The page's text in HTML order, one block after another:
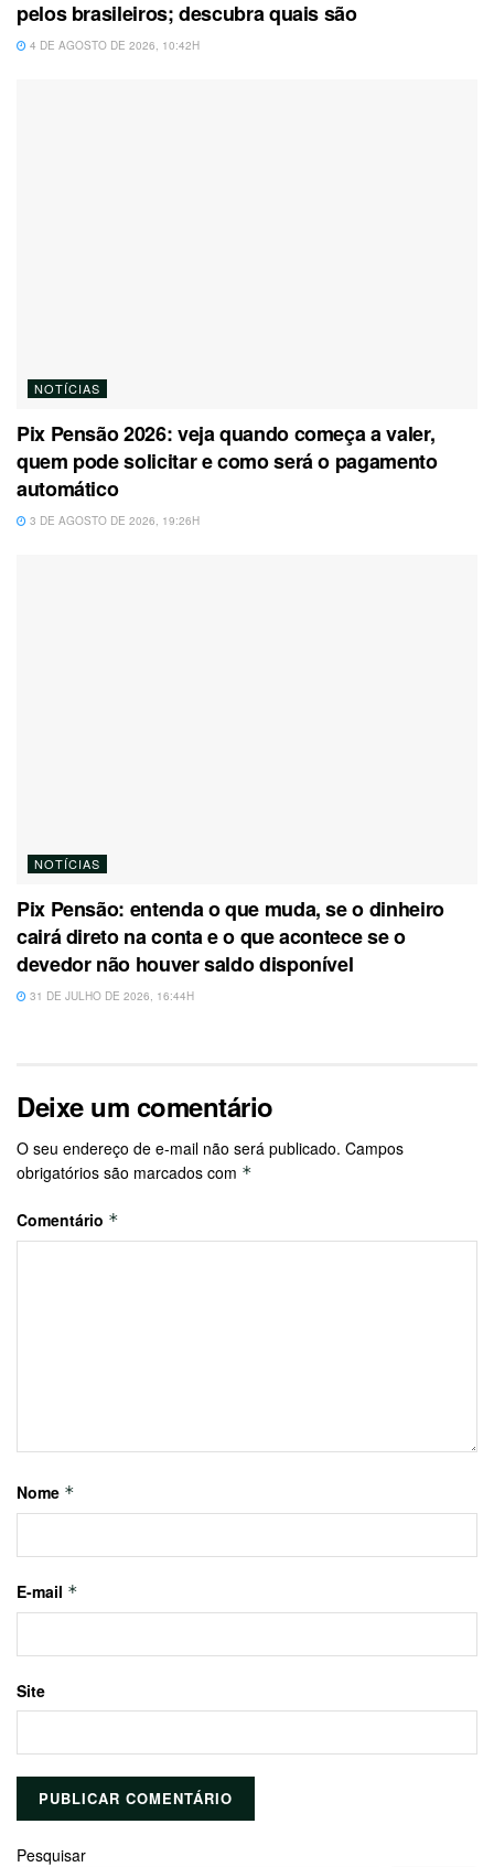
pelos brasileiros; descubra quais são
4 DE AGOSTO DE 2026, 10:42H
NOTÍCIAS
Pix Pensão 2026: veja quando começa a valer,
quem pode solicitar e como será o pagamento
automático
3 DE AGOSTO DE 2026, 19:26H
NOTÍCIAS
Pix Pensão: entenda o que muda, se o dinheiro
cairá direto na conta e o que acontece se o
devedor não houver saldo disponível
31 DE JULHO DE 2026, 16:44H
Deixe um comentário
O seu endereço de e-mail não será publicado. Campos
obrigatórios são marcados com *
Comentário *
Nome *
E-mail *
Site
Pesquisar